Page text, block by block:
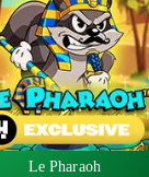
Le Pharaoh